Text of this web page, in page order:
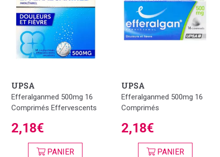
UPSA
Efferalganmed 500mg 16
Comprimés Effervescents
2,18€
PANIER
UPSA
Efferalganmed 500mg 16
Comprimés
2,18€
PANIER